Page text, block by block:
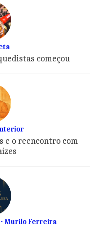
começou
e o reencontro com
Murilo Ferreira